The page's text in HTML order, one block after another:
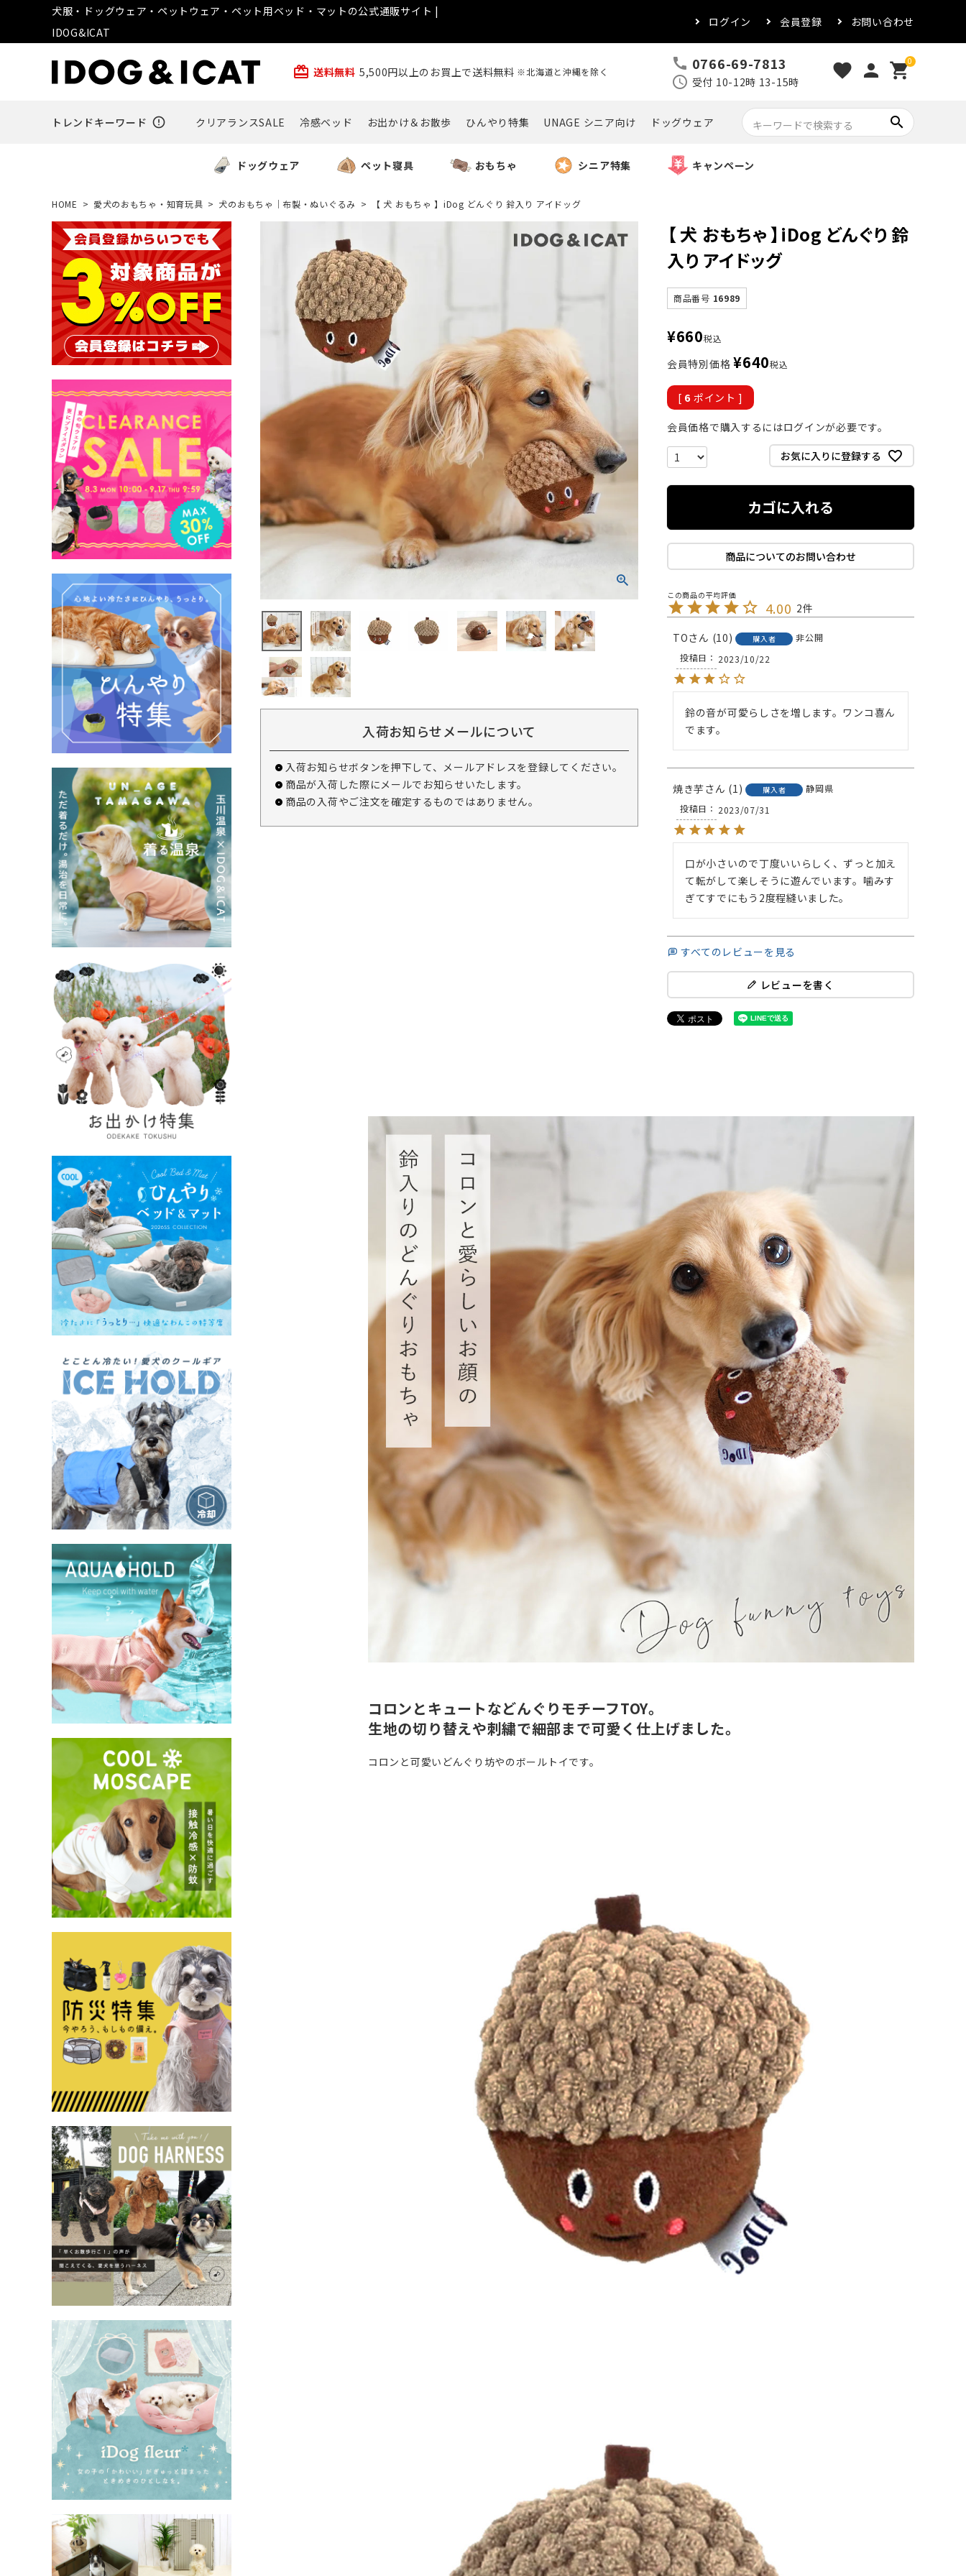
犬服・ドッグウェア・ペットウェア・ペット用ベッド・マットの公式通販サイト |
IDOG&ICAT
ログイン 会員登録 お問い合わせ
card_giftcard 送料無料 5,500円以上のお買上で送料無料 ※北海道と沖縄を除く call 0766-69-7813
schedule 受付 10-12時 13-15時
favorite person 0
shopping_cart
トレンドキーワード error_outline クリアランスSALE 冷感ベッド お出かけ＆お散歩 ひんやり特集 UNAGE シニア向け ドッグウェア search
ドッグウェア ペット寝具 おもちゃ シニア特集 キャンペーン
HOME 愛犬のおもちゃ・知育玩具 犬のおもちゃ｜布製・ぬいぐるみ 【 犬 おもちゃ 】iDog どんぐり 鈴入り アイドッグ
入荷お知らせメールについて
入荷お知らせボタンを押下して、メールアドレスを登録してください。
商品が入荷した際にメールでお知らせいたします。
商品の入荷やご注文を確定するものではありません。
【 犬 おもちゃ 】iDog どんぐり 鈴
入り アイドッグ
商品番号 16989
¥660税込
会員特別価格 ¥640税込
[ 6 ポイント ]
会員価格で購入するにはログインが必要です。
お気に入りに登録する
カゴに入れる
商品についてのお問い合わせ
4.00 2
TO 10 購入者
非公開
投稿日
2023/10/22
鈴の音が可愛らしさを増します。ワンコ喜ん
でます。
焼き芋 1 購入者
静岡県
投稿日
2023/07/31
口が小さいので丁度いいらしく、ずっと加え
て転がして楽しそうに遊んでいます。噛みす
ぎてすでにもう2度程縫いました。
すべてのレビューを見る
レビューを書く
コロンとキュートなどんぐりモチーフTOY。
生地の切り替えや刺繍で細部まで可愛く仕上げました。
コロンと可愛いどんぐり坊やのボールトイです。